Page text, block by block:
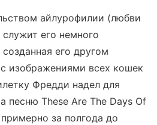
айлурофилии (любви
его немного
его другом
изображениями всех кошек
Фредди надел для
песню These Are The Days Of
за полгода до